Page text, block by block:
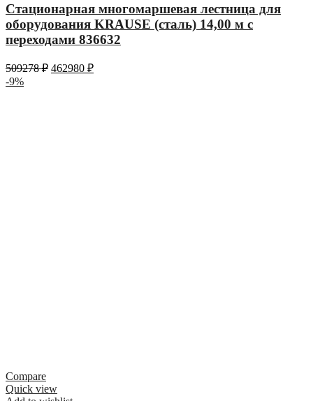
Стационарная многомаршевая лестница для
оборудования KRAUSE (сталь) 14,00 м с
переходами 836632
509278₽ 462980 ₽
-9%
Compare
Quick view